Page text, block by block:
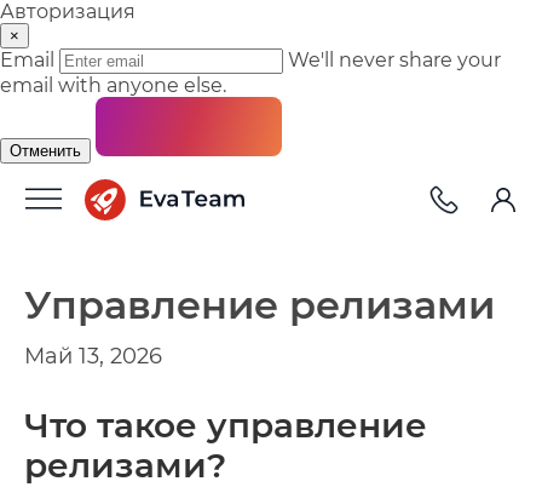
Авторизация
×
Email
We'll never share your
email with anyone else.
Отменить
Управление релизами
Май 13, 2026
Что такое управление
релизами?